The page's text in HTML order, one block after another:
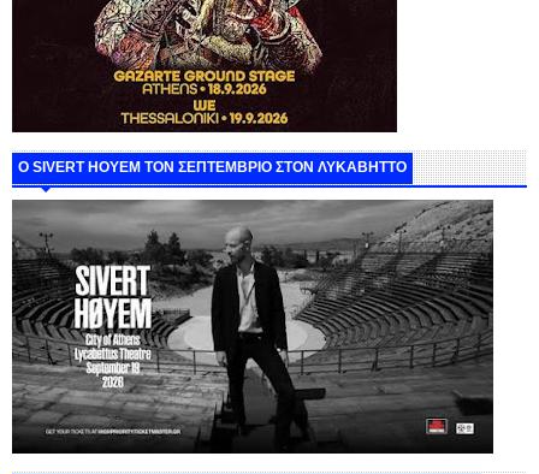
Ο SIVERT HOYEM ΤΟΝ ΣΕΠΤΕΜΒΡΙΟ ΣΤΟΝ ΛΥΚΑΒΗΤΤΟ